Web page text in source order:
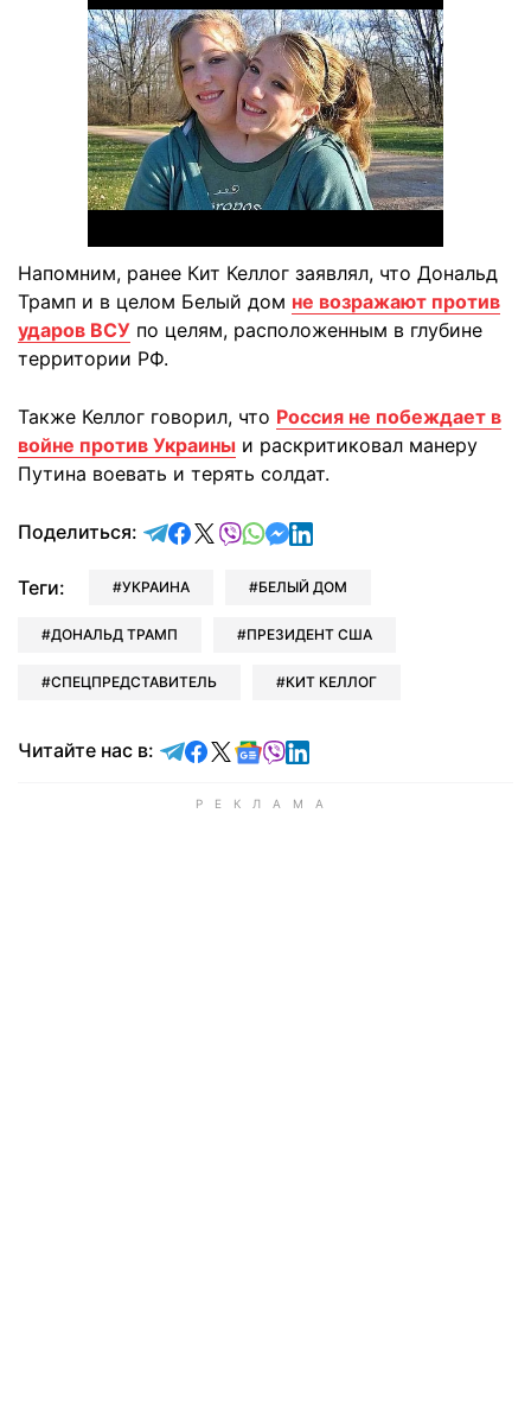
Напомним, ранее Кит Келлог заявлял, что Дональд
Трамп и в целом Белый дом не возражают против
ударов ВСУ по целям, расположенным в глубине
территории РФ.
Также Келлог говорил, что Россия не побеждает в
войне против Украины и раскритиковал манеру
Путина воевать и терять солдат.
Поделиться: отправить в Telegram
поделиться в Facebook
поделиться в X
отправить в Viber
отправить в Whatsapp
отправить в Messenger
отправить в LinkedIn
Теги: УКРАИНА БЕЛЫЙ ДОМ
ДОНАЛЬД ТРАМП ПРЕЗИДЕНТ США
СПЕЦПРЕДСТАВИТЕЛЬ КИТ КЕЛЛОГ
Читайте нас в: Читайте в Telegram
Читайте в Facebook
Читайте в X
Читайте в Google news
Читайте в Viber
Читайте в LinkedIn